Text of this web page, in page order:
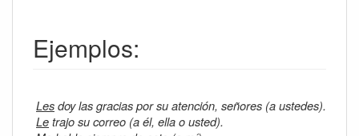
Ejemplos:
Lesdoy las gracias por su atención, señores (a ustedes).
Letrajo su correo (a él, ella o usted).